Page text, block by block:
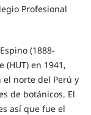
Profesional
(1888-
en 1941,
el norte del Perú y
de botánicos. El
así que fue el